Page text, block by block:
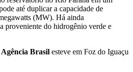
até duplicar a capacidade de
(MW). Há ainda
proveniente do hidrogênio verde e
Agência Brasil esteve em Foz do Iguaçu